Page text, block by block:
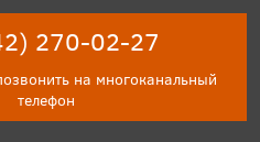
270-02-27
на многоканальный
телефон